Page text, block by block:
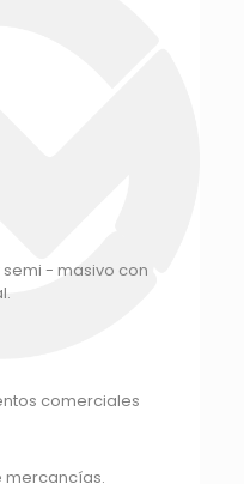
- masivo con
comerciales
mercancías.